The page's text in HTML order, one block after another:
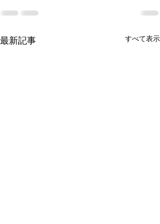
最新記事 すべて表示